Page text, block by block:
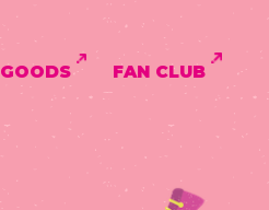
GOODS FAN CLUB